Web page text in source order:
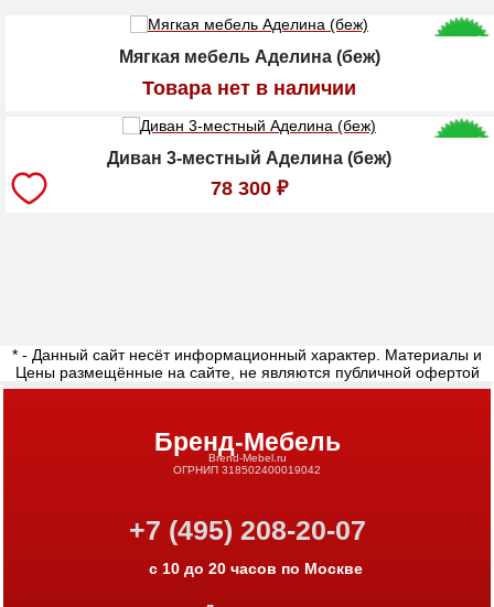
Мягкая мебель Аделина (беж)
Товара нет в наличии
Диван 3-местный Аделина (беж)
78 300 ₽
* - Данный сайт несёт информационный характер. Материалы и
Цены размещённые на сайте, не являются публичной офертой
Бренд-Мебель
Brend-Mebel.ru
ОГРНИП 318502400019042
+7 (495) 208-20-07
с 10 до 20 часов по Москве